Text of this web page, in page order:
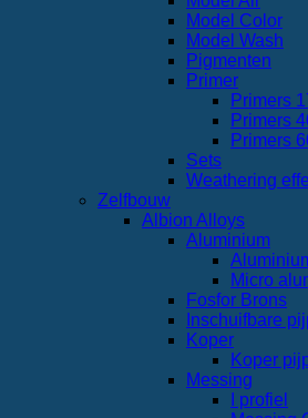
Model Color
Model Wash
Pigmenten
Primer
Primers
Primers
Primers
Sets
Weathering
Zelfbouw
Albion Alloys
Aluminium
Micro
Fosfor Brons
Inschuifbare
Koper
Koper
Messing
I profiel